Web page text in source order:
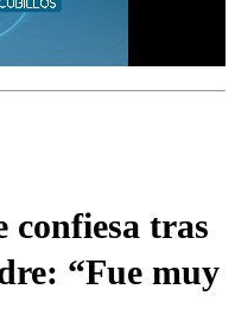
confiesa tras
“Fue muy